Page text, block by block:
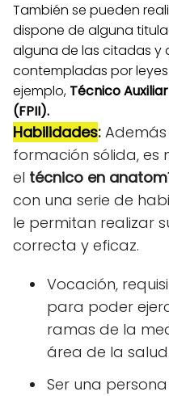
También se pueden
dispone de alguna
alguna de las citadas y
contempladas por
ejemplo, Técnico
(FPII).
Habilidades:
formación sólida, es
el técnico en
con una serie de
le permitan realizar
correcta y eficaz.
Vocación,
para poder
ramas de la
área de la salud.
Ser una